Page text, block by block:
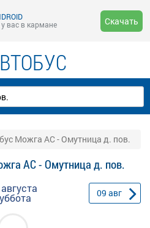
вас в кармане
Скачать
Можга АС - Омутница д. пов.
АС - Омутница д. пов.
09 авг